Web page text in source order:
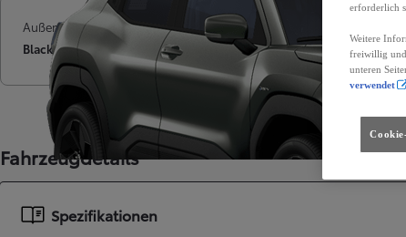
Außenfarbe
Black Metallic (KTV)
Treibstoff
Diesel
Fahrzeugdetails
Spezifikationen
erforderlich
Weitere
freiwillig
unteren
verwendet